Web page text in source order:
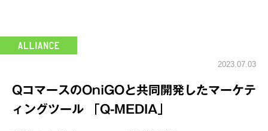
2023.07.03
QコマースのOniGOと共同開発したマーケテ
ィングツール 「Q-MEDIA」